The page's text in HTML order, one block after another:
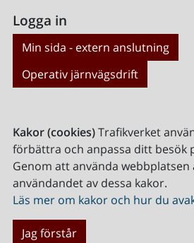
Logga in
Min sida - extern anslutning
Operativ järnvägsdrift
Kakor (cookies)Trafikverket
förbättra och anpassa ditt besök
Genom att använda
användandet av dessa kakor.
Läs mer om kakor och hur du
Jag förstår